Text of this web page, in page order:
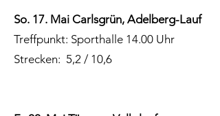
So. 17. Mai Carlsgrün, Adelberg-Lauf
Treffpunkt: Sporthalle 14.00 Uhr
Strecken: 5,2 / 10,6